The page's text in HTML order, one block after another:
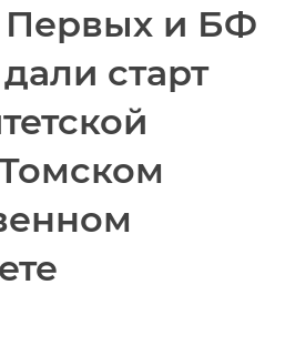
и БФ
старт